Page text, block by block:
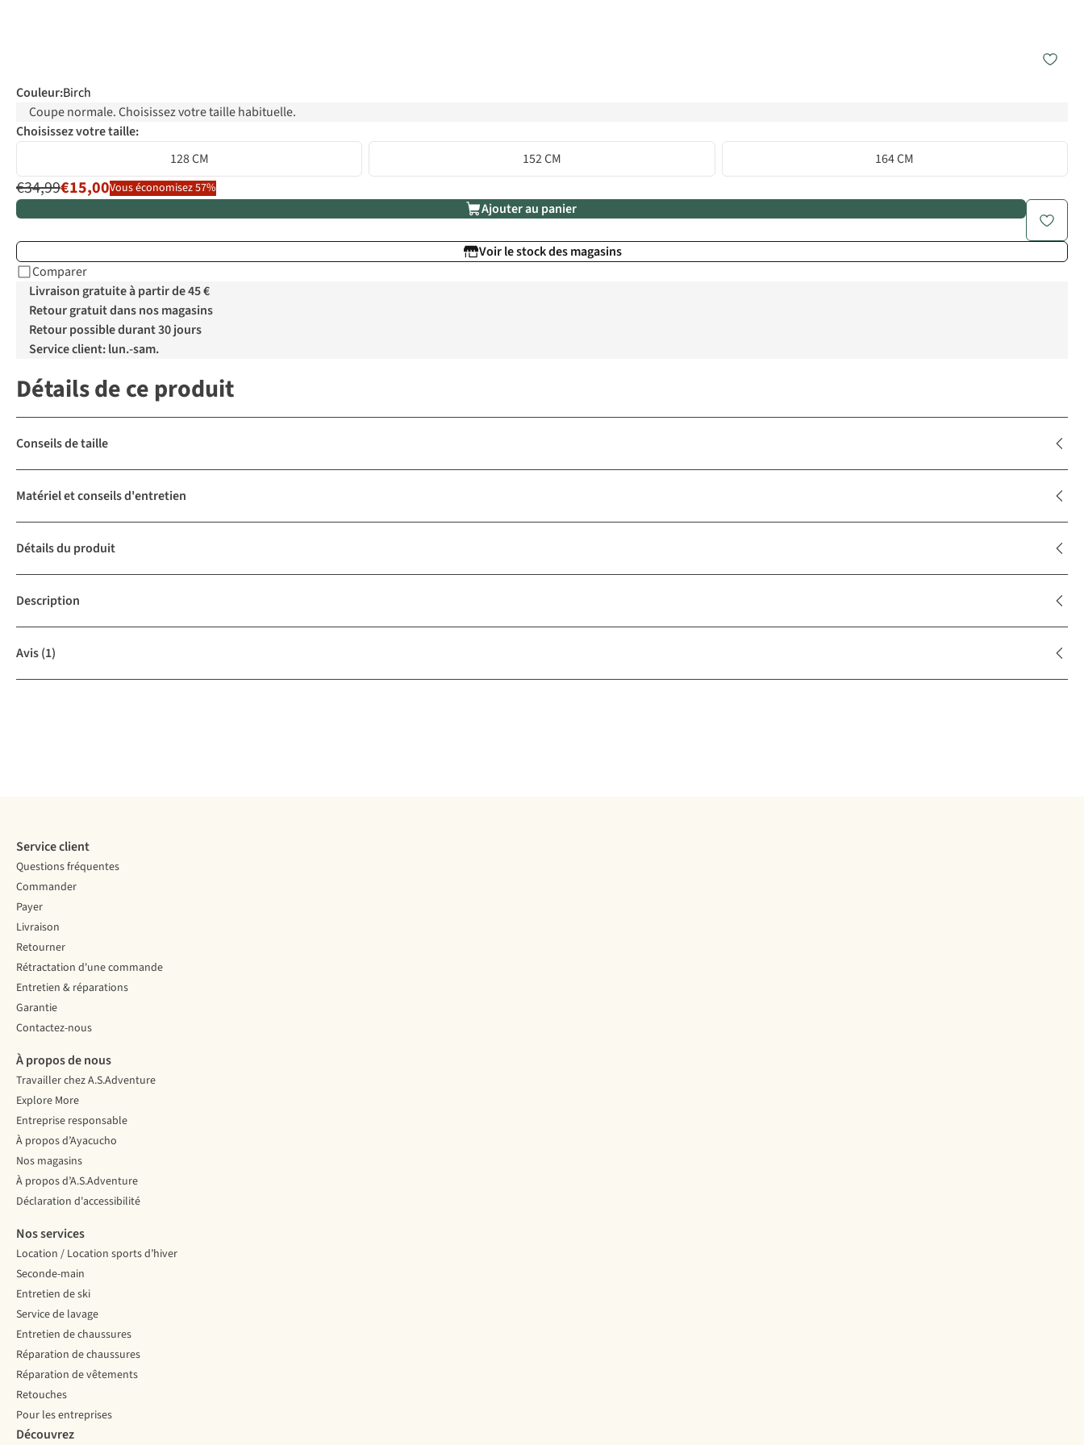
Couleur:Birch
Coupe normale. Choisissez votre taille habituelle.
Choisissez votre taille:
128 CM
152 CM 164 CM
€34,99€15,00Vous économisez 57%
Ajouter au panier
Voir le stock des magasins
Comparer
Livraison gratuite à partir de 45 €
Retour gratuit dans nos magasins
Retour possible durant 30 jours
Service client: lun.-sam.
Détails de ce produit
Conseils de taille
Matériel et conseils d'entretien
Détails du produit
Description
Avis(1)
Service client
Questions fréquentes
Commander
Payer
Livraison
Retourner
Rétractation d'une commande
Entretien & réparations
Garantie
Contactez-nous
À propos de nous
Travailler chez A.S.Adventure
Explore More
Entreprise responsable
À propos d’Ayacucho
Nos magasins
À propos d’A.S.Adventure
Déclaration d'accessibilité
Nos services
Location / Location sports d’hiver
Seconde-main
Entretien de ski
Service de lavage
Entretien de chaussures
Réparation de chaussures
Réparation de vêtements
Retouches
Pour les entreprises
Découvrez